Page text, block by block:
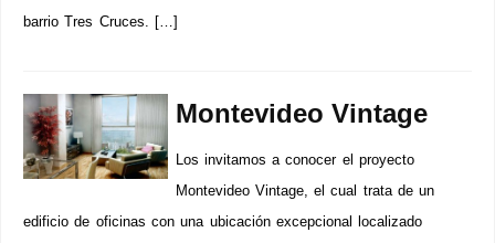
barrio Tres Cruces. […]
Montevideo Vintage
Los invitamos a conocer el proyecto
Montevideo Vintage, el cual trata de un
edificio de oficinas con una ubicación excepcional localizado